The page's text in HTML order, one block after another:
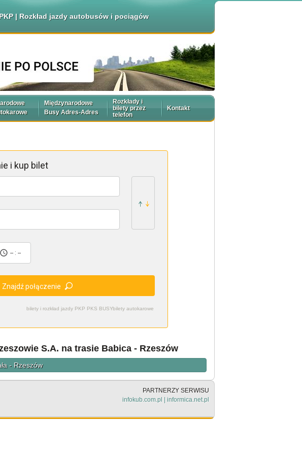
| Rozkład jazdy autobusów i pociągów
Międzynarodowe
Busy Adres-Adres
Rozkłady i
bilety przez
telefon
Kontakt
bilety i rozkład jazdy PKP PKS BUSYbilety autokarowe
i kup bilet
-- : --
Znajdź połączenie
S.A. na trasie Babica - Rzeszów
- Rzeszów
PARTNERZY SERWISU
infokub.com.pl | informica.net.pl